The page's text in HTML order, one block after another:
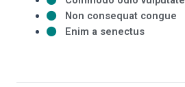
Non consequat congue
Enim a senectus